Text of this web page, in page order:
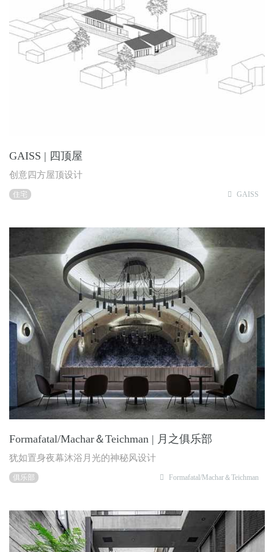
GAISS | 四顶屋
创意四方屋顶设计
住宅 GAISS
Formafatal/Machar＆Teichman | 月之俱乐部
犹如置身夜幕沐浴月光的神秘风设计
俱乐部 Formafatal/Machar＆Teichman